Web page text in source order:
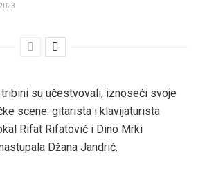
su učestvovali, iznoseći svoje
scene: gitarista i klavijaturista
Rifat Rifatović i Dino Mrki
Džana Jandrić.